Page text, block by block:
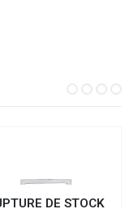
DE STOCK